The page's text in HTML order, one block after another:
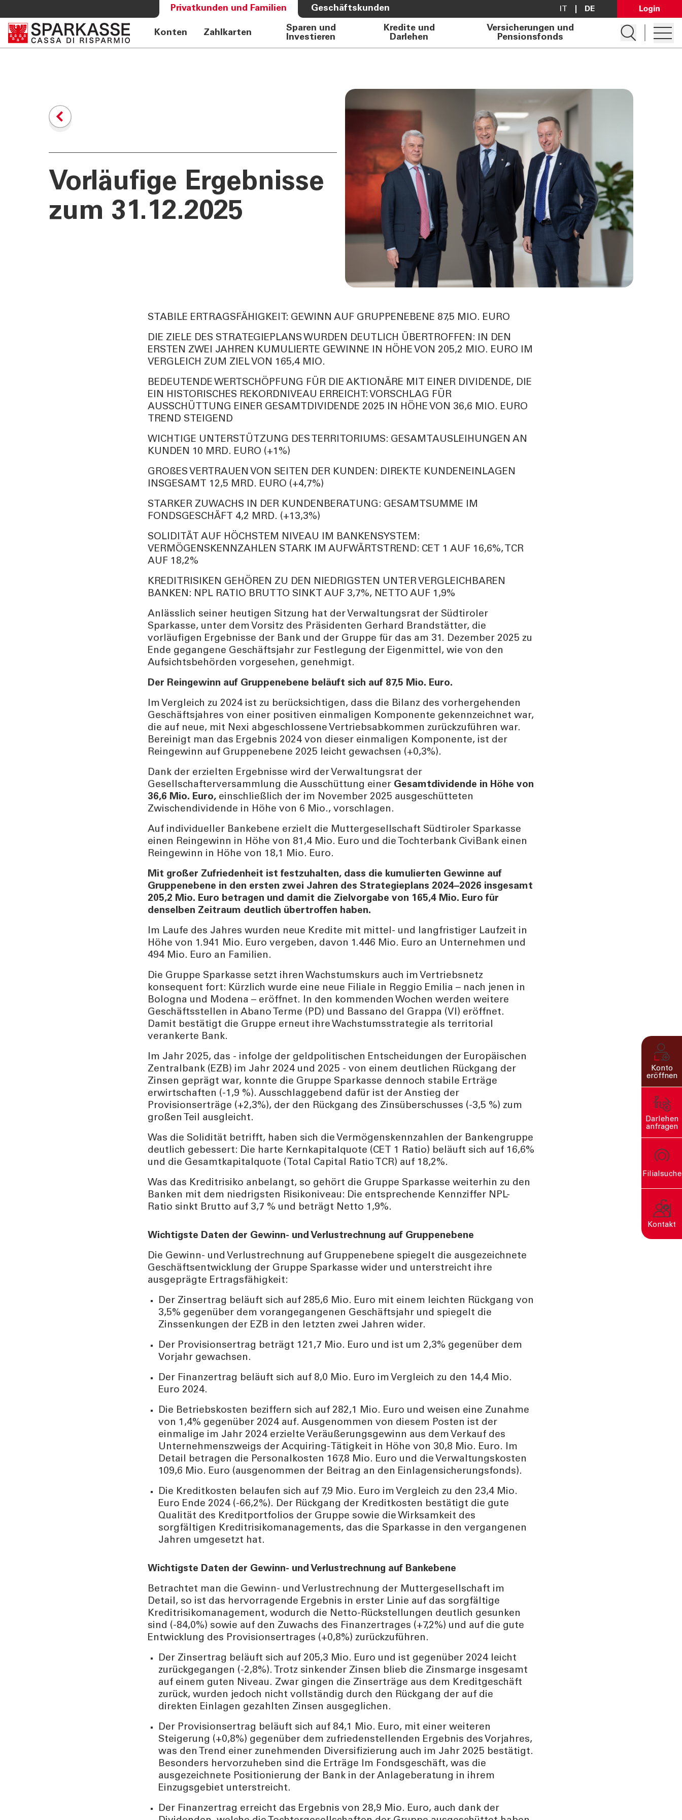
Privatkunden und Familien Geschäftskunden IT DE
Open
Konten Zahlkarten
Sparen und
Investieren
Kredite und
Darlehen
Versicherungen und
Pensionsfonds
Suche öffnen
Online Banking Privatkunden
Fernberatung Meet
Mobile Payments
Jugend - Spark
Governance
Investor Relations
Aktionäre
Internal Dealing
Nachhaltigkeit
Darlehen anfragen
Filialsuche
Kontakt
News, Events und Stories
Cybersecurity
Sponsoring
Informationen
Nützliche Rufnummern
Jobs
Tel: 800378378
Mo-Fr:08:00-22:00
Entscheidungen.
Konto
eröffnen
Darlehen
anfragen
Filialsuche
Kontakt
Vorläufige Ergebnisse
zum 31.12.2025
STABILE ERTRAGSFÄHIGKEIT: GEWINN AUF GRUPPENEBENE 87,5 MIO. EURO
DIE ZIELE DES STRATEGIEPLANS WURDEN DEUTLICH ÜBERTROFFEN: IN DEN
ERSTEN ZWEI JAHREN KUMULIERTE GEWINNE IN HÖHE VON 205,2 MIO. EURO IM
VERGLEICH ZUM ZIEL VON 165,4 MIO.
BEDEUTENDE WERTSCHÖPFUNG FÜR DIE AKTIONÄRE MIT EINER DIVIDENDE, DIE
EIN HISTORISCHES REKORDNIVEAU ERREICHT: VORSCHLAG FÜR
AUSSCHÜTTUNG EINER GESAMTDIVIDENDE 2025 IN HÖHE VON 36,6 MIO. EURO
TREND STEIGEND
WICHTIGE UNTERSTÜTZUNG DES TERRITORIUMS: GESAMTAUSLEIHUNGEN AN
KUNDEN 10 MRD. EURO (+1%)
GROßES VERTRAUEN VON SEITEN DER KUNDEN: DIREKTE KUNDENEINLAGEN
INSGESAMT 12,5 MRD. EURO (+4,7%)
STARKER ZUWACHS IN DER KUNDENBERATUNG: GESAMTSUMME IM
FONDSGESCHÄFT 4,2 MRD. (+13,3%)
SOLIDITÄT AUF HÖCHSTEM NIVEAU IM BANKENSYSTEM:
VERMÖGENSKENNZAHLEN STARK IM AUFWÄRTSTREND: CET 1 AUF 16,6%, TCR
AUF 18,2%
KREDITRISIKEN GEHÖREN ZU DEN NIEDRIGSTEN UNTER VERGLEICHBAREN
BANKEN: NPL RATIO BRUTTO SINKT AUF 3,7%, NETTO AUF 1,9%
Anlässlich seiner heutigen Sitzung hat der Verwaltungsrat der Südtiroler
Sparkasse, unter dem Vorsitz des Präsidenten Gerhard Brandstätter, die
vorläufigen Ergebnisse der Bank und der Gruppe für das am 31. Dezember 2025 zu
Ende gegangene Geschäftsjahr zur Festlegung der Eigenmittel, wie von den
Aufsichtsbehörden vorgesehen, genehmigt.
Der Reingewinn auf Gruppenebene beläuft sich auf 87,5 Mio. Euro.
Im Vergleich zu 2024 ist zu berücksichtigen, dass die Bilanz des vorhergehenden
Geschäftsjahres von einer positiven einmaligen Komponente gekennzeichnet war,
die auf neue, mit Nexi abgeschlossene Vertriebsabkommen zurückzuführen war.
Bereinigt man das Ergebnis 2024 von dieser einmaligen Komponente, ist der
Reingewinn auf Gruppenebene 2025 leicht gewachsen (+0,3%).
Dank der erzielten Ergebnisse wird der Verwaltungsrat der
Gesellschafterversammlung die Ausschüttung einer Gesamtdividende in Höhe von
36,6 Mio. Euro,einschließlich der im November 2025 ausgeschütteten
Zwischendividende in Höhe von 6 Mio., vorschlagen.
Auf individueller Bankebene erzielt die Muttergesellschaft Südtiroler Sparkasse
einen Reingewinn in Höhe von 81,4 Mio. Euro und die Tochterbank CiviBank einen
Reingewinn in Höhe von 18,1 Mio. Euro.
Mit großer Zufriedenheit ist festzuhalten, dass die kumulierten Gewinne auf
Gruppenebene in den ersten zwei Jahren des Strategieplans 2024–2026 insgesamt
205,2 Mio. Euro betragen und damit die Zielvorgabe von 165,4 Mio. Euro für
denselben Zeitraum deutlich übertroffen haben.
Im Laufe des Jahres wurden neue Kredite mit mittel- und langfristiger Laufzeit in
Höhe von 1.941 Mio. Euro vergeben, davon 1.446 Mio. Euro an Unternehmen und
494 Mio. Euro an Familien.
Die Gruppe Sparkasse setzt ihren Wachstumskurs auch im Vertriebsnetz
konsequent fort: Kürzlich wurde eine neue Filiale in Reggio Emilia – nach jenen in
Bologna und Modena – eröffnet. In den kommenden Wochen werden weitere
Geschäftsstellen in Abano Terme (PD) und Bassano del Grappa (VI) eröffnet.
Damit bestätigt die Gruppe erneut ihre Wachstumsstrategie als territorial
verankerte Bank.
Im Jahr 2025, das - infolge der geldpolitischen Entscheidungen der Europäischen
Zentralbank (EZB) im Jahr 2024 und 2025 - von einem deutlichen Rückgang der
Zinsen geprägt war, konnte die Gruppe Sparkasse dennoch stabile Erträge
erwirtschaften (-1,9 %). Ausschlaggebend dafür ist der Anstieg der
Provisionserträge (+2,3%), der den Rückgang des Zinsüberschusses (-3,5 %) zum
großen Teil ausgleicht.
Was die Solidität betrifft, haben sich die Vermögenskennzahlen der Bankengruppe
deutlich gebessert: Die harte Kernkapitalquote (CET 1 Ratio) beläuft sich auf 16,6%
und die Gesamtkapitalquote (Total Capital Ratio TCR) auf 18,2%.
Was das Kreditrisiko anbelangt, so gehört die Gruppe Sparkasse weiterhin zu den
Banken mit dem niedrigsten Risikoniveau: Die entsprechende Kennziffer NPL-
Ratio sinkt Brutto auf 3,7 % und beträgt Netto 1,9%.
Wichtigste Daten der Gewinn- und Verlustrechnung auf Gruppenebene
Die Gewinn- und Verlustrechnung auf Gruppenebene spiegelt die ausgezeichnete
Geschäftsentwicklung der Gruppe Sparkasse wider und unterstreicht ihre
ausgeprägte Ertragsfähigkeit:
Der Zinsertrag beläuft sich auf 285,6 Mio. Euro mit einem leichten Rückgang von
3,5% gegenüber dem vorangegangenen Geschäftsjahr und spiegelt die
Zinssenkungen der EZB in den letzten zwei Jahren wider.
Der Provisionsertrag beträgt 121,7 Mio. Euro und ist um 2,3% gegenüber dem
Vorjahr gewachsen.
Der Finanzertrag beläuft sich auf 8,0 Mio. Euro im Vergleich zu den 14,4 Mio.
Euro 2024.
Die Betriebskosten beziffern sich auf 282,1 Mio. Euro und weisen eine Zunahme
von 1,4% gegenüber 2024 auf. Ausgenommen von diesem Posten ist der
einmalige im Jahr 2024 erzielte Veräußerungsgewinn aus dem Verkauf des
Unternehmenszweigs der Acquiring-Tätigkeit in Höhe von 30,8 Mio. Euro. Im
Detail betragen die Personalkosten 167,8 Mio. Euro und die Verwaltungskosten
109,6 Mio. Euro (ausgenommen der Beitrag an den Einlagensicherungsfonds).
Die Kreditkosten belaufen sich auf 7,9 Mio. Euro im Vergleich zu den 23,4 Mio.
Euro Ende 2024 (-66,2%). Der Rückgang der Kreditkosten bestätigt die gute
Qualität des Kreditportfolios der Gruppe sowie die Wirksamkeit des
sorgfältigen Kreditrisikomanagements, das die Sparkasse in den vergangenen
Jahren umgesetzt hat.
Wichtigste Daten der Gewinn- und Verlustrechnung auf Bankebene
Betrachtet man die Gewinn- und Verlustrechnung der Muttergesellschaft im
Detail, so ist das hervorragende Ergebnis in erster Linie auf das sorgfältige
Kreditrisikomanagement, wodurch die Netto-Rückstellungen deutlich gesunken
sind (-84,0%) sowie auf den Zuwachs des Finanzertrages (+7,2%) und auf die gute
Entwicklung des Provisionsertrages (+0,8%) zurückzuführen.
Der Zinsertrag beläuft sich auf 205,3 Mio. Euro und ist gegenüber 2024 leicht
zurückgegangen (-2,8%). Trotz sinkender Zinsen blieb die Zinsmarge insgesamt
auf einem guten Niveau. Zwar gingen die Zinserträge aus dem Kreditgeschäft
zurück, wurden jedoch nicht vollständig durch den Rückgang der auf die
direkten Einlagen gezahlten Zinsen ausgeglichen.
Der Provisionsertrag beläuft sich auf 84,1 Mio. Euro, mit einer weiteren
Steigerung (+0,8%) gegenüber dem zufriedenstellenden Ergebnis des Vorjahres,
was den Trend einer zunehmenden Diversifizierung auch im Jahr 2025 bestätigt.
Besonders hervorzuheben sind die Erträge Im Fondsgeschäft, was die
ausgezeichnete Positionierung der Bank in der Anlageberatung in ihrem
Einzugsgebiet unterstreicht.
Der Finanzertrag erreicht das Ergebnis von 28,9 Mio. Euro, auch dank der